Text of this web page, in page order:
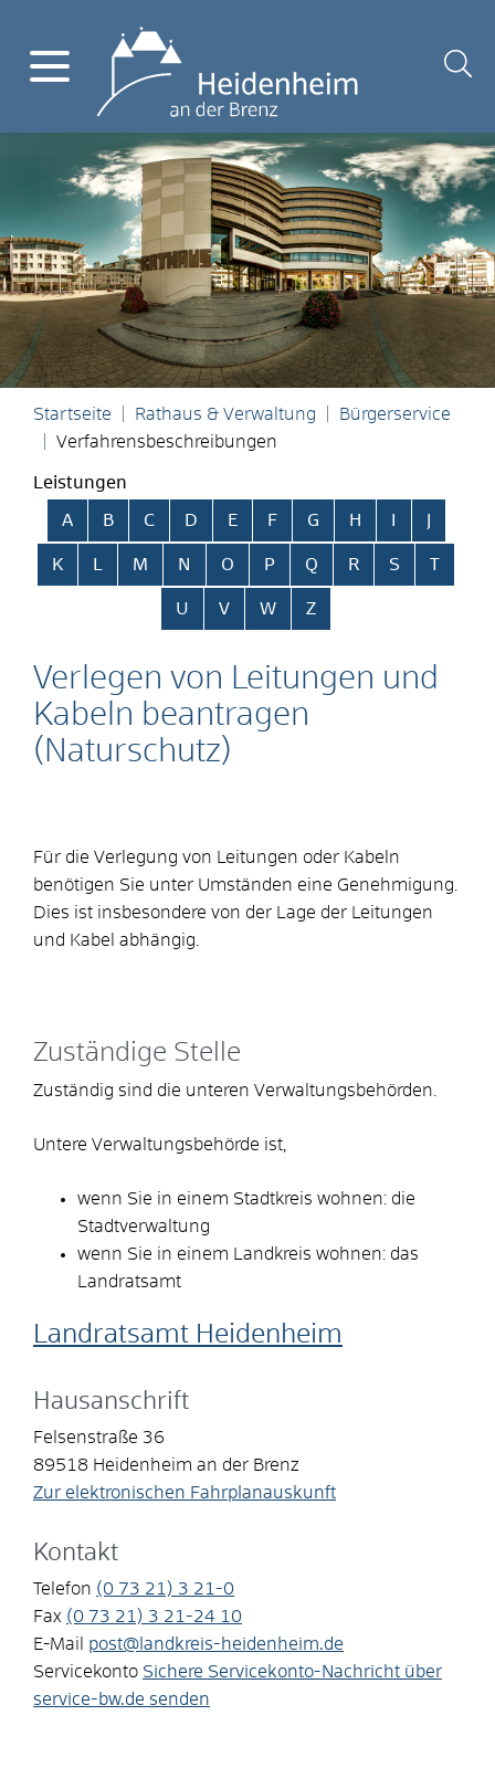
Startseite Rathaus & Verwaltung
Bürgerservice
Verfahrensbeschreibungen
Leistungen
Alphabetisches Register überspringen
A B C D E F G H
K L M N O P Q R S T
U V W Z
Verlegen von Leitungen und
Kabeln beantragen
(Naturschutz)
Für die Verlegung von Leitungen oder Kabeln
benötigen Sie unter Umständen eine Genehmigung.
Dies ist insbesondere von der Lage der Leitungen
und Kabel abhängig.
Zuständige Stelle
Zuständig sind die unteren Verwaltungsbehörden.
Untere Verwaltungsbehörde ist,
wenn Sie in einem Stadtkreis wohnen: die
Stadtverwaltung
wenn Sie in einem Landkreis wohnen: das
Landratsamt
Landratsamt Heidenheim
Hausanschrift
Felsenstraße 36
89518 Heidenheim an der Brenz
Zur elektronischen Fahrplanauskunft
Kontakt
Telefon (0 73 21) 3 21-0
Fax (0 73 21) 3 21-24 10
E-Mail
post@landkreis-heidenheim.de
Servicekonto Sichere Servicekonto-Nachricht über
service-bw.de senden